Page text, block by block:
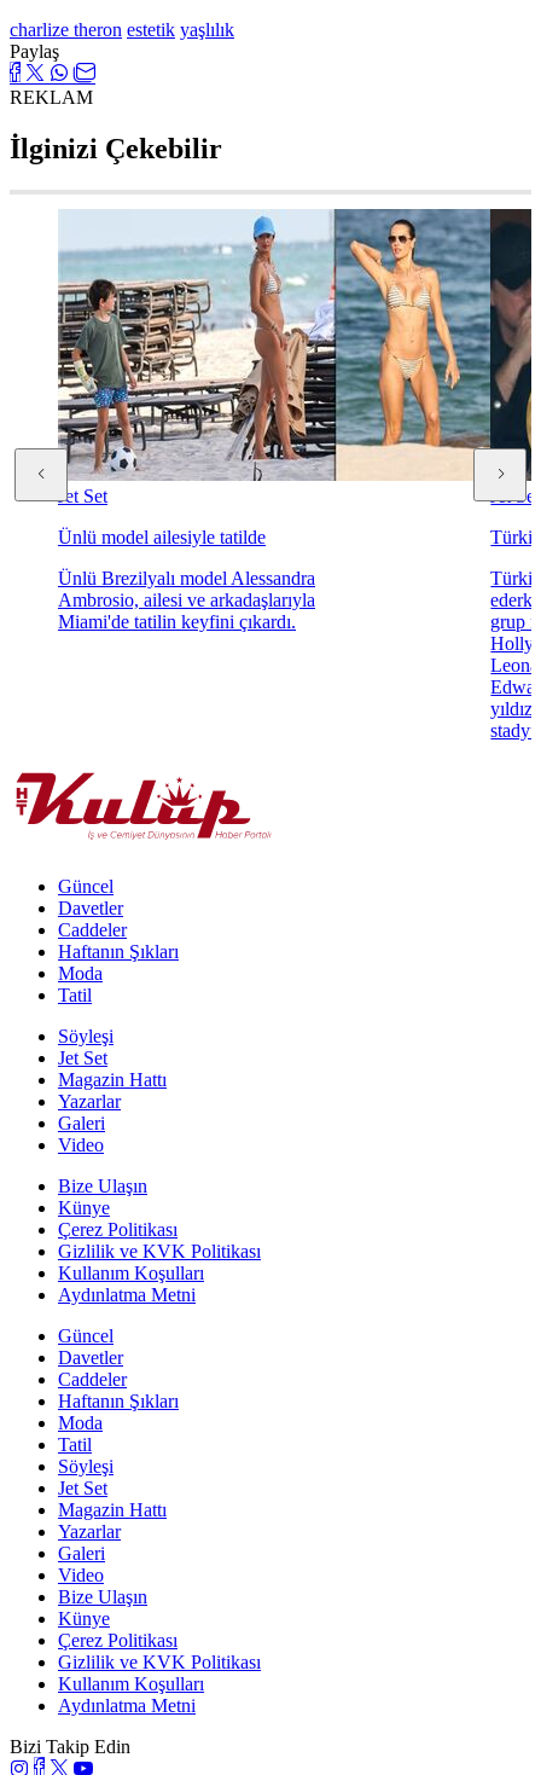
charlize theron estetik yaşlılık
Paylaş
REKLAM
İlginizi Çekebilir
Jet Set
Ünlü model ailesiyle tatilde
Ünlü Brezilyalı model Alessandra
Ambrosio, ailesi ve arkadaşlarıyla
Miami'de tatilin keyfini çıkardı.
Jet Set
grup
Güncel
Davetler
Caddeler
Haftanın Şıkları
Moda
Tatil
Söyleşi
Jet Set
Magazin Hattı
Yazarlar
Galeri
Video
Bize Ulaşın
Künye
Çerez Politikası
Gizlilik ve KVK Politikası
Kullanım Koşulları
Aydınlatma Metni
Güncel
Davetler
Caddeler
Haftanın Şıkları
Moda
Tatil
Söyleşi
Jet Set
Magazin Hattı
Yazarlar
Galeri
Video
Bize Ulaşın
Künye
Çerez Politikası
Gizlilik ve KVK Politikası
Kullanım Koşulları
Aydınlatma Metni
Bizi Takip Edin